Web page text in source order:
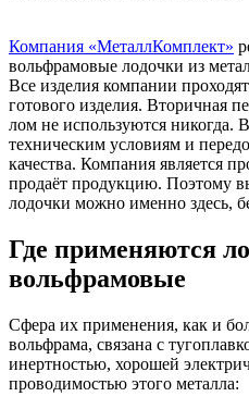
Компания «МеталлКомплект»
вольфрамовые лодочки из
Все изделия компании
готового изделия. Вторичная
лом не используются никогда.
техническим условиям и
качества. Компания является
продаёт продукцию. Поэтому
лодочки можно именно здесь,
Где применяются
вольфрамовые
Сфера их применения, как и
вольфрама, связана с
инертностью, хорошей
проводимостью этого металла: